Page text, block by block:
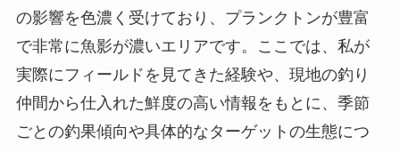
の影響を色濃く受けており、プランクトンが豊富
で非常に魚影が濃いエリアです。ここでは、私が
実際にフィールドを見てきた経験や、現地の釣り
仲間から仕入れた鮮度の高い情報をもとに、季節
ごとの釣果傾向や具体的なターゲットの生態につ